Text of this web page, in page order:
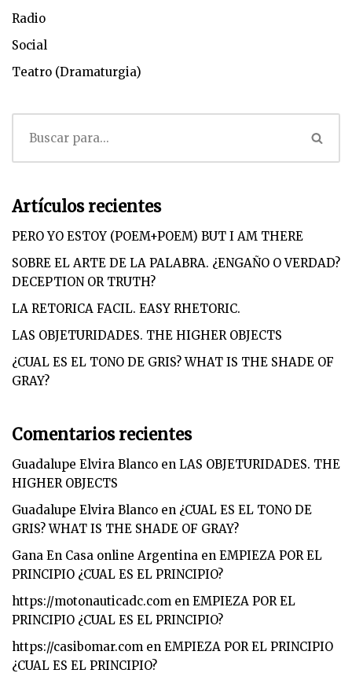
Radio
Social
Teatro (Dramaturgia)
Artículos recientes
PERO YO ESTOY (POEM+POEM) BUT I AM THERE
SOBRE EL ARTE DE LA PALABRA. ¿ENGAÑO O VERDAD?
DECEPTION OR TRUTH?
LA RETORICA FACIL. EASY RHETORIC.
LAS OBJETURIDADES. THE HIGHER OBJECTS
¿CUAL ES EL TONO DE GRIS? WHAT IS THE SHADE OF
GRAY?
Comentarios recientes
Guadalupe Elvira Blanco en LAS OBJETURIDADES. THE
HIGHER OBJECTS
Guadalupe Elvira Blanco en ¿CUAL ES EL TONO DE
GRIS? WHAT IS THE SHADE OF GRAY?
Gana En Casa online Argentina en EMPIEZA POR EL
PRINCIPIO ¿CUAL ES EL PRINCIPIO?
https://motonauticadc.com en EMPIEZA POR EL
PRINCIPIO ¿CUAL ES EL PRINCIPIO?
https://casibomar.com en EMPIEZA POR EL PRINCIPIO
¿CUAL ES EL PRINCIPIO?